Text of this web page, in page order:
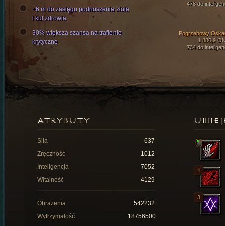
478 do
Pogrzebowy
1 886,9
734 do
+6 m do zasięgu podnoszenia złota
i kul zdrowia
30% większa szansa na trafienie
krytyczne
ATRYBUTY
Siła
637
Zręczność
1012
Inteligencja
7052
Witalność
4129
Obrażenia
542232
Wytrzymałość
18756500